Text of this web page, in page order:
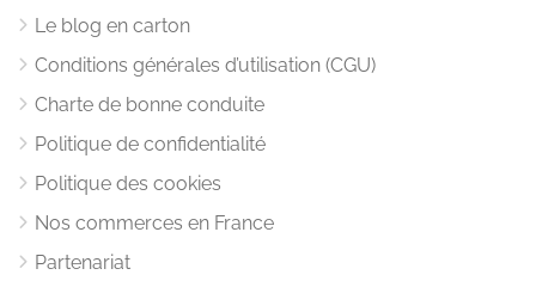
Le blog en carton
Conditions générales d’utilisation (CGU)
Charte de bonne conduite
Politique de confidentialité
Politique des cookies
Nos commerces en France
Partenariat